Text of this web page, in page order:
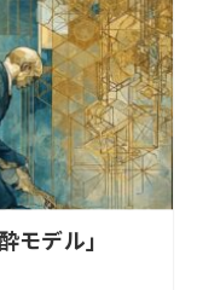
デル」